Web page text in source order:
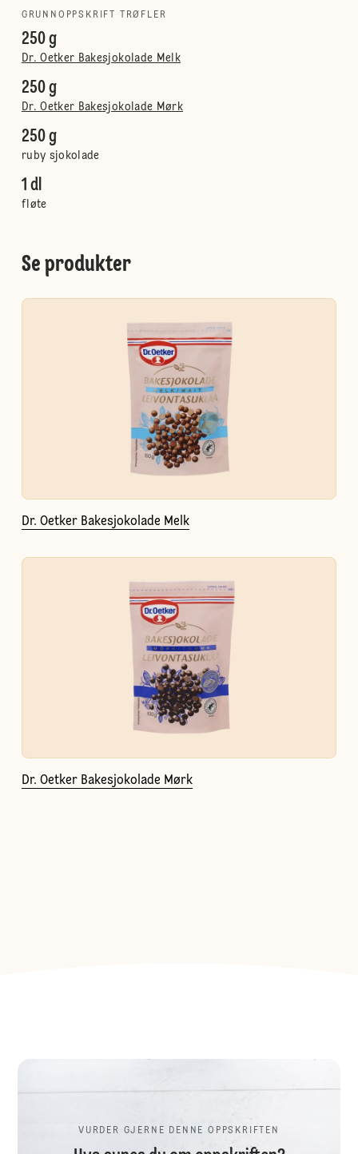
GRUNNOPPSKRIFT TRØFLER
250 g
Dr. Oetker Bakesjokolade Melk
250 g
Dr. Oetker Bakesjokolade Mørk
250 g
ruby sjokolade
1 dl
fløte
Se produkter
Dr. Oetker Bakesjokolade Melk
Dr. Oetker Bakesjokolade Mørk
VURDER GJERNE DENNE OPPSKRIFTEN